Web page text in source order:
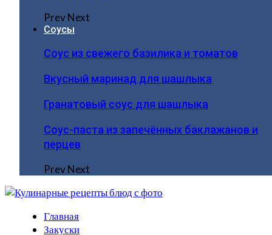
PrevNext
Соусы
Соус из свежего базилика и томатов
Вкусный маринад для шашлыка
Гранатовый соус для шашлыка
Соус-паста из запечённых баклажанов и
перцев
PrevNext
Главная
Закуски